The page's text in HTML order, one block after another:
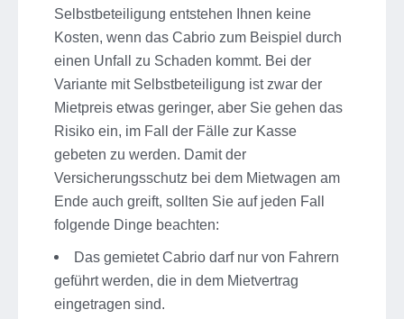
Selbstbeteiligung entstehen Ihnen keine
Kosten, wenn das Cabrio zum Beispiel durch
einen Unfall zu Schaden kommt. Bei der
Variante mit Selbstbeteiligung ist zwar der
Mietpreis etwas geringer, aber Sie gehen das
Risiko ein, im Fall der Fälle zur Kasse
gebeten zu werden. Damit der
Versicherungsschutz bei dem Mietwagen am
Ende auch greift, sollten Sie auf jeden Fall
folgende Dinge beachten:
Das gemietet Cabrio darf nur von Fahrern
geführt werden, die in dem Mietvertrag
eingetragen sind.